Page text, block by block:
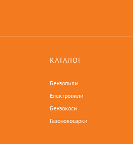
КАТАЛОГ
Бензопили
Електропили
Бензокоси
Газонокосарки